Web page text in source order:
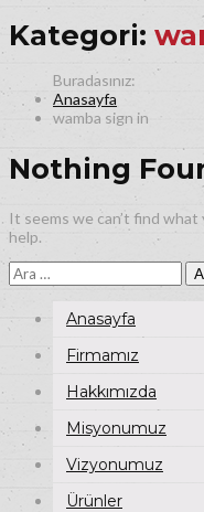
Kategori:
Anasayfa
wamba sign in
Nothing
It seems we can’t find what
help.
Arama:
Anasayfa
Firmamız
Hakkımızda
Misyonumuz
Vizyonumuz
Ürünler